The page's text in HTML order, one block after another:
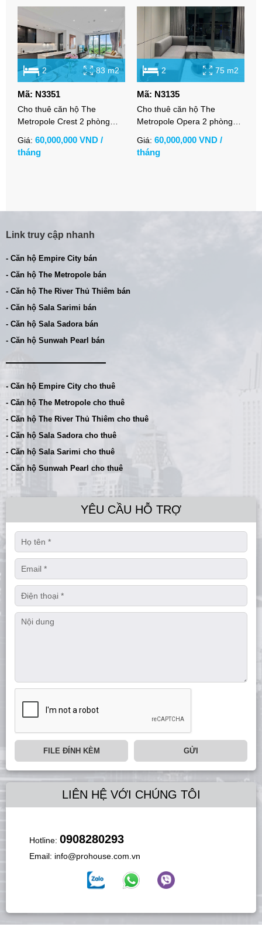
2 83 m2
Mã: N3351
Cho thuê căn hộ The
Metropole Crest 2 phòng
thoáng
Giá: 60,000,000 VND /
tháng
2 75 m2
Mã: N3135
Cho thuê căn hộ The
Metropole Opera 2 phòng
sông Bitexco
Giá: 60,000,000 VND /
tháng
Link truy cập nhanh
- Căn hộ Empire City bán
- Căn hộ The Metropole bán
- Căn hộ The River Thủ Thiêm bán
- Căn hộ Sala Sarimi bán
- Căn hộ Sala Sadora bán
- Căn hộ Sunwah Pearl bán
- Căn hộ Empire City cho thuê
- Căn hộ The Metropole cho thuê
- Căn hộ The River Thủ Thiêm cho thuê
- Căn hộ Sala Sadora cho thuê
- Căn hộ Sala Sarimi cho thuê
- Căn hộ Sunwah Pearl cho thuê
YÊU CẦU HỖ TRỢ
FILE ĐÍNH KÈM GỬI
LIÊN HỆ VỚI CHÚNG TÔI
Hotline: 0908280293
Email: info@prohouse.com.vn